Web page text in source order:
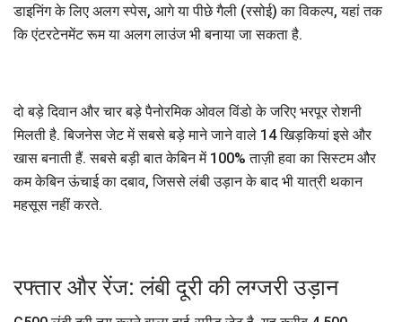
डाइनिंग के लिए अलग स्पेस, आगे या पीछे गैली (रसोई) का विकल्प, यहां तक
कि एंटरटेनमेंट रूम या अलग लाउंज भी बनाया जा सकता है.
दो बड़े दिवान और चार बड़े पैनोरमिक ओवल विंडो के जरिए भरपूर रोशनी
मिलती है. बिजनेस जेट में सबसे बड़े माने जाने वाले 14 खिड़कियां इसे और
खास बनाती हैं. सबसे बड़ी बात केबिन में 100% ताज़ी हवा का सिस्टम और
कम केबिन ऊंचाई का दबाव, जिससे लंबी उड़ान के बाद भी यात्री थकान
महसूस नहीं करते.
रफ्तार और रेंज: लंबी दूरी की लग्जरी उड़ान